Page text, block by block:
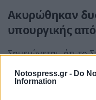
Notospress.gr - Do
Information
Ακυρώθηκαν
υπουργικής
Σημειώνεται, ότι το
προσβληθεί.